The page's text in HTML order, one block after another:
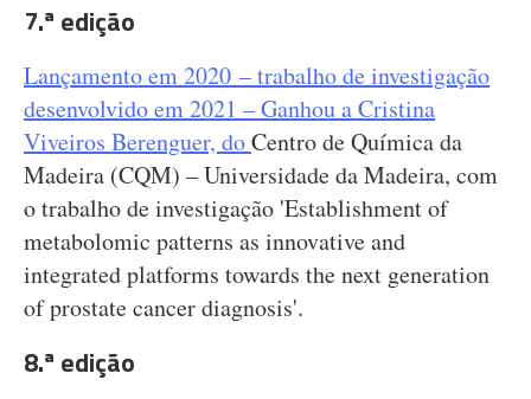
7.ª edição
Lançamento em 2020 – trabalho de investigação
desenvolvido em 2021 – Ganhou a Cristina
Viveiros Berenguer, doCentro de Química da
Madeira (CQM) – Universidade da Madeira, com
o trabalho de investigação 'Establishment of
metabolomic patterns as innovative and
integrated platforms towards the next generation
of prostate cancer diagnosis'.
8.ª edição